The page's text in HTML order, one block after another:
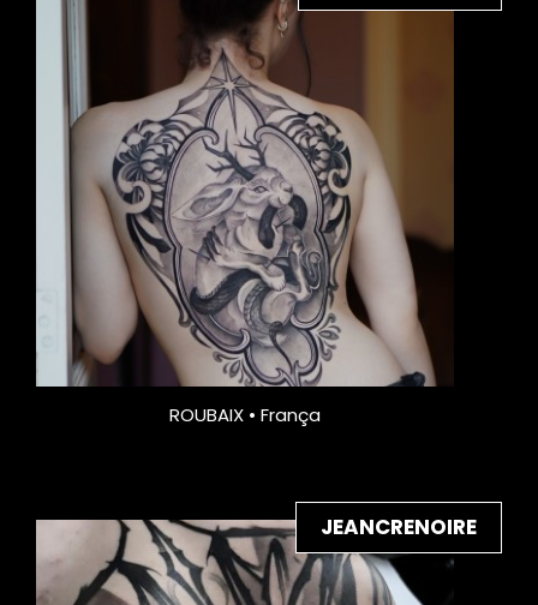
ROUBAIX • França
JEANCRENOIRE